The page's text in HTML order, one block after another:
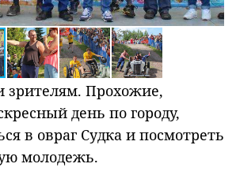
зрителям. Прохожие,
день по городу,
в овраг Судка и посмотреть
молодежь.